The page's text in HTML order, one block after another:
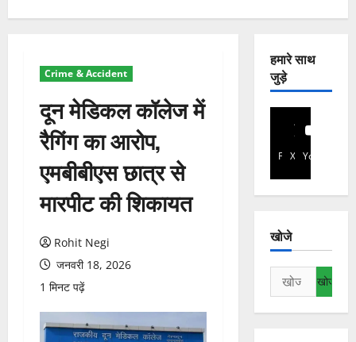
Crime & Accident
दून मेडिकल कॉलेज में
रैगिंग का आरोप,
एमबीबीएस छात्र से
मारपीट की शिकायत
Rohit Negi
जनवरी 18, 2026
1 मिनट पढ़ें
हमारे साथ
जुड़े
Facebook
X YouTube
खोजे
निम्न
को
खोजें: